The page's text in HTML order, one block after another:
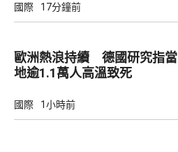
國際 17分鐘前
歐洲熱浪持續 德國研究指當
地逾1.1萬人高溫致死
國際 1小時前